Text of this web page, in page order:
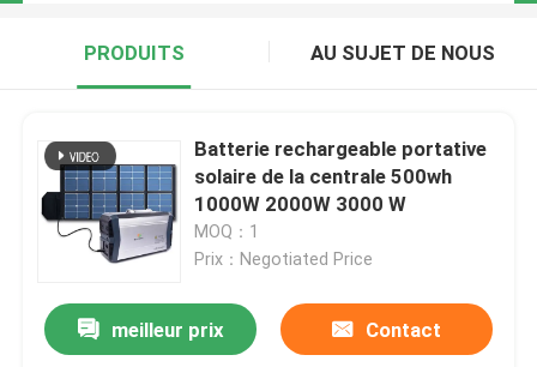
PRODUITS AU SUJET DE NOUS
Batterie rechargeable portative
solaire de la centrale 500wh
1000W 2000W 3000 W
MOQ：1
Prix：Negotiated Price
meilleur prix Contact